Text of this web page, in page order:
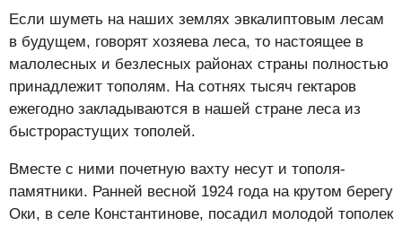
Если шуметь на наших землях эвкалиптовым лесам
в будущем, говорят хозяева леса, то настоящее в
малолесных и безлесных районах страны полностью
принадлежит тополям. На сотнях тысяч гектаров
ежегодно закладываются в нашей стране леса из
быстрорастущих тополей.
Вместе с ними почетную вахту несут и тополя-
памятники. Ранней весной 1924 года на крутом берегу
Оки, в селе Константинове, посадил молодой тополек